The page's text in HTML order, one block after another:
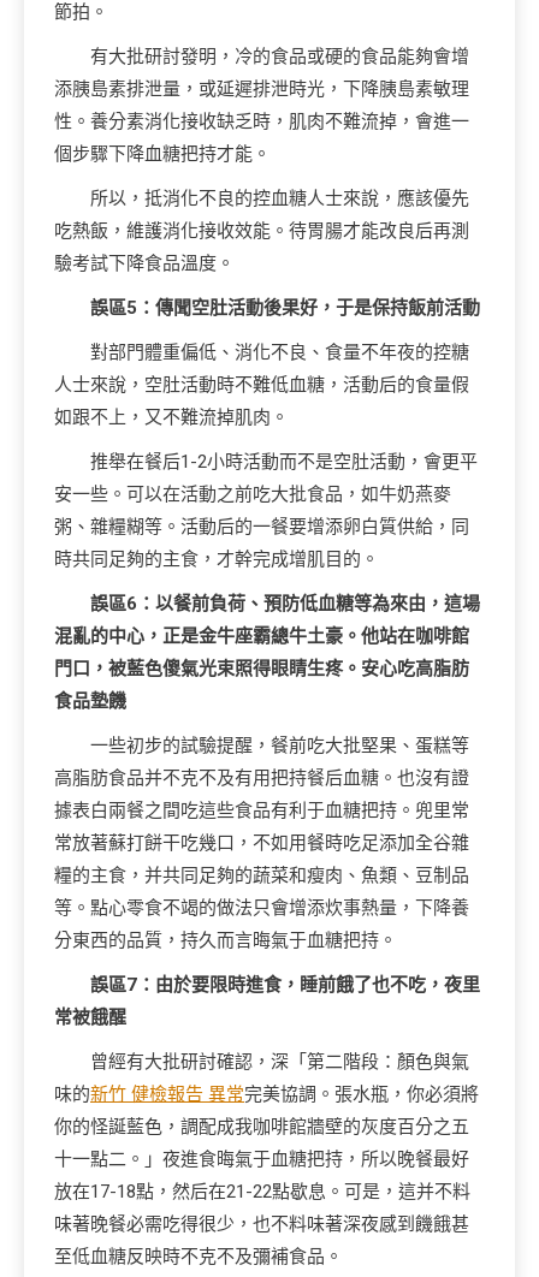
節拍。
有大批研討發明，冷的食品或硬的食品能夠會增
添胰島素排泄量，或延遲排泄時光，下降胰島素敏理
性。養分素消化接收缺乏時，肌肉不難流掉，會進一
個步驟下降血糖把持才能。
所以，抵消化不良的控血糖人士來說，應該優先
吃熱飯，維護消化接收效能。待胃腸才能改良后再測
驗考試下降食品溫度。
誤區5：傳聞空肚活動後果好，于是保持飯前活動
對部門體重偏低、消化不良、食量不年夜的控糖
人士來說，空肚活動時不難低血糖，活動后的食量假
如跟不上，又不難流掉肌肉。
推舉在餐后1-2小時活動而不是空肚活動，會更平
安一些。可以在活動之前吃大批食品，如牛奶燕麥
粥、雜糧糊等。活動后的一餐要增添卵白質供給，同
時共同足夠的主食，才幹完成增肌目的。
誤區6：以餐前負荷、預防低血糖等為來由，這場
混亂的中心，正是金牛座霸總牛土豪。他站在咖啡館
門口，被藍色傻氣光束照得眼睛生疼。安心吃高脂肪
食品墊饑
一些初步的試驗提醒，餐前吃大批堅果、蛋糕等
高脂肪食品并不克不及有用把持餐后血糖。也沒有證
據表白兩餐之間吃這些食品有利于血糖把持。兜里常
常放著蘇打餅干吃幾口，不如用餐時吃足添加全谷雜
糧的主食，并共同足夠的蔬菜和瘦肉、魚類、豆制品
等。點心零食不竭的做法只會增添炊事熱量，下降養
分東西的品質，持久而言晦氣于血糖把持。
誤區7：由於要限時進食，睡前餓了也不吃，夜里
常被餓醒
曾經有大批研討確認，深「第二階段：顏色與氣
味的新竹 健檢報告 異常完美協調。張水瓶，你必須將
你的怪誕藍色，調配成我咖啡館牆壁的灰度百分之五
十一點二。」夜進食晦氣于血糖把持，所以晚餐最好
放在17-18點，然后在21-22點歇息。可是，這并不料
味著晚餐必需吃得很少，也不料味著深夜感到饑餓甚
至低血糖反映時不克不及彌補食品。